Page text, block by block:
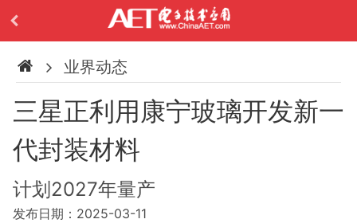
业界动态
三星正利用康宁玻璃开发新一
代封装材料
计划2027年量产
发布日期：2025-03-11